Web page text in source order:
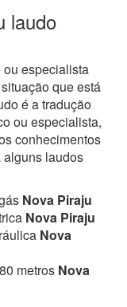
laudo
especialista
que está
é a tradução
ou especialista,
conhecimentos
laudos
Nova Piraju
Nova Piraju
Nova
metros Nova